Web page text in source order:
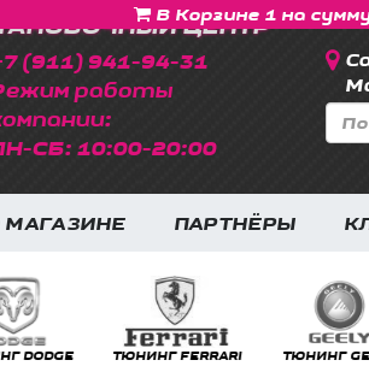
В Корзине 1 на
ЦЕНТР
(911) 941-94-31
работы
СБ: 10:00-20:00
МАГАЗИНЕ ПАРТНЁРЫ
DODGE ТЮНИНГ FERRARI ТЮНИНГ